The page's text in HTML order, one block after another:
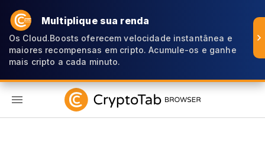
Multiplique sua renda
Os Cloud.Boosts oferecem velocidade instantânea e
maiores recompensas em cripto. Acumule-os e ganhe
mais cripto a cada minuto.